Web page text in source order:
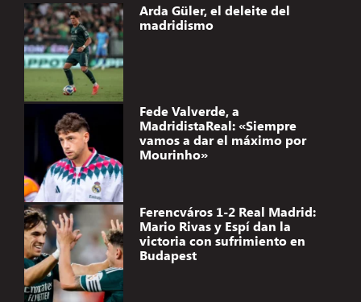
Arda Güler, el deleite del
madridismo
Fede Valverde, a
MadridistaReal: «Siempre
vamos a dar el máximo por
Mourinho»
Ferencváros 1-2 Real Madrid:
Mario Rivas y Espí dan la
victoria con sufrimiento en
Budapest